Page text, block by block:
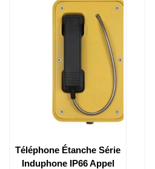
Téléphone Étanche Série
Induphone IP66 Appel